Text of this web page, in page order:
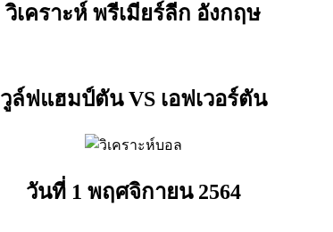
วิเคราะห์ พรีเมียร์ลีก อังกฤษ
วูล์ฟแฮมป์ตัน VS เอฟเวอร์ตัน
วันที่ 1 พฤศจิกายน2564